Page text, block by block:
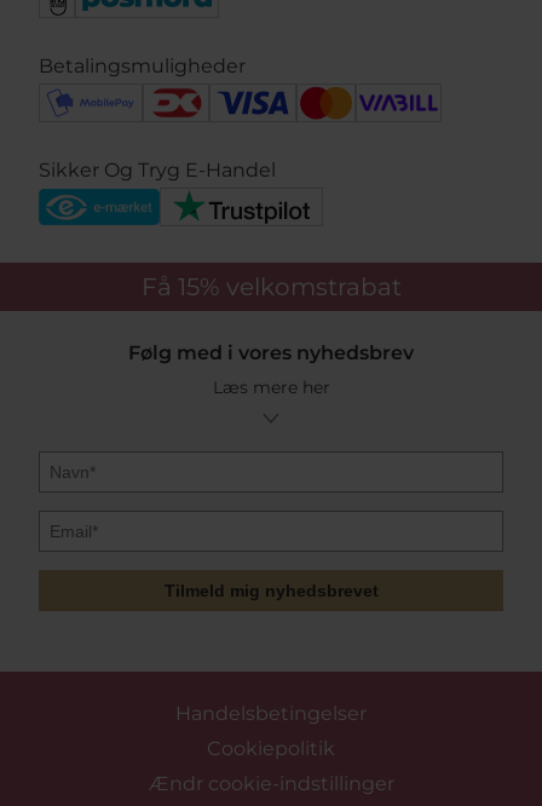
Betalingsmuligheder
Sikker Og Tryg E-Handel
Få 15% velkomstrabat
Følg med i vores nyhedsbrev
Læs mere her
Tilmeld mig nyhedsbrevet
Handelsbetingelser
Cookiepolitik
Ændr cookie-indstillinger